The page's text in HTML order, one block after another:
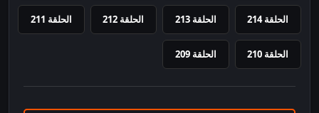
الحلقة 214 الحلقة 213 الحلقة 212 الحلقة 211
الحلقة 210 الحلقة 209